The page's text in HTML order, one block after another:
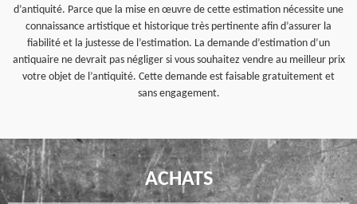
d’antiquité. Parce que la mise en œuvre de cette estimation nécessite une
connaissance artistique et historique très pertinente afin d’assurer la
fiabilité et la justesse de l’estimation. La demande d’estimation d’un
antiquaire ne devrait pas négliger si vous souhaitez vendre au meilleur prix
votre objet de l’antiquité. Cette demande est faisable gratuitement et
sans engagement.
ACHATS